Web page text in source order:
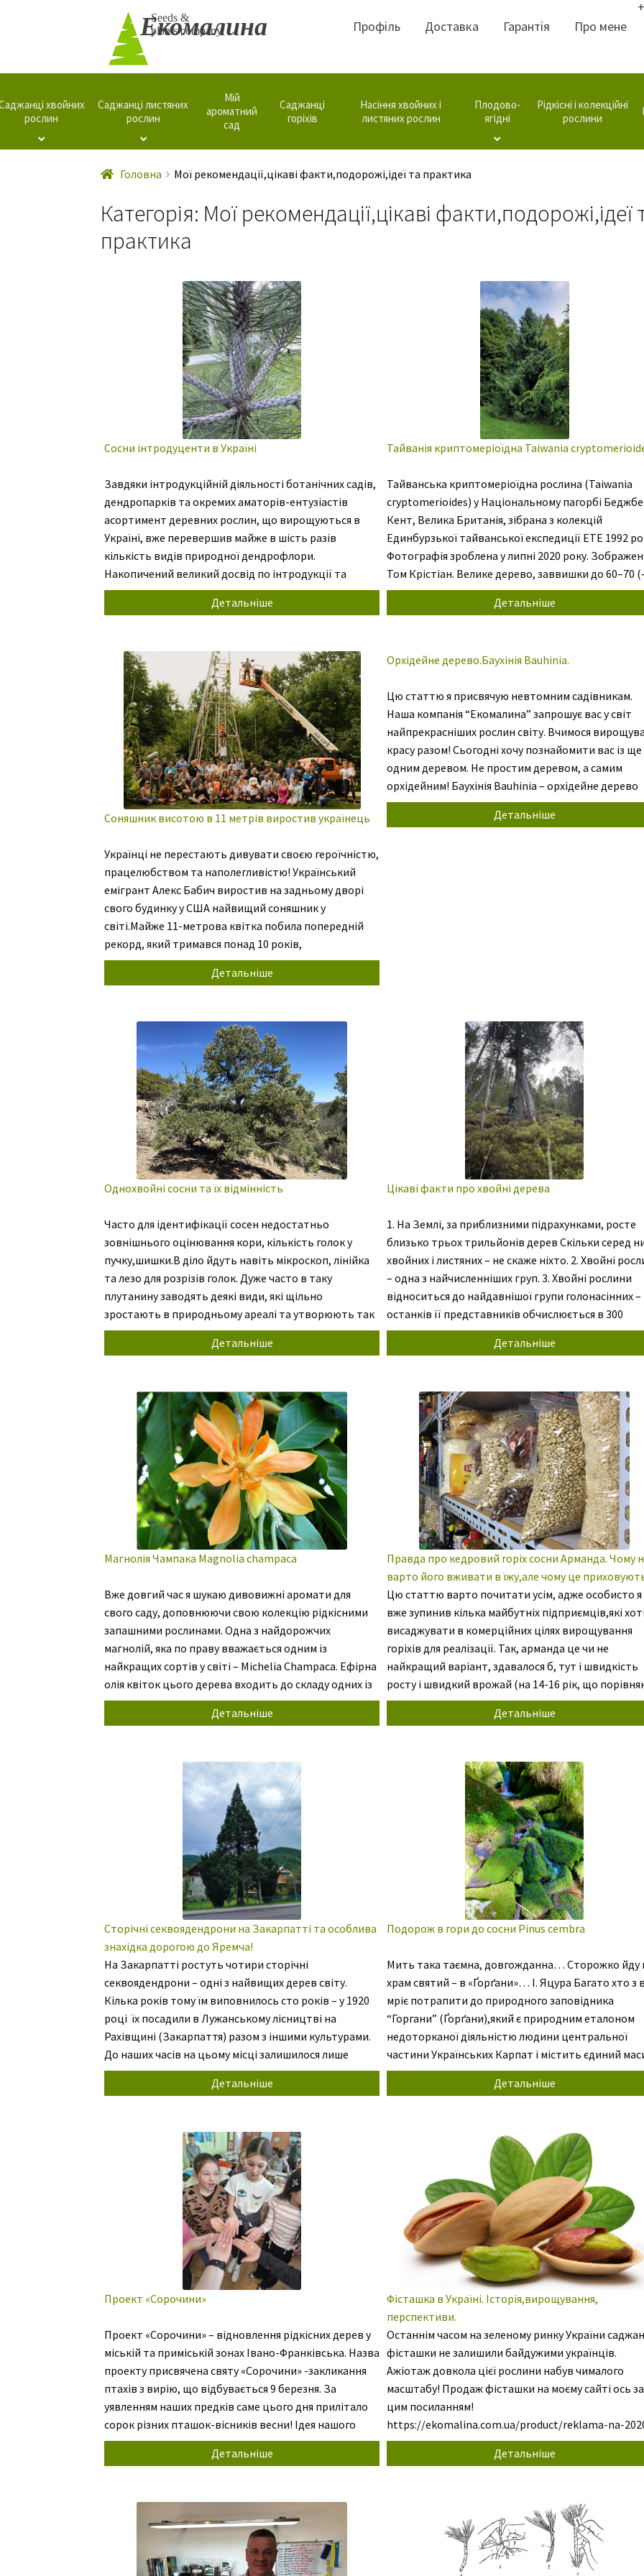
Перейти
навігації
Перейти
вмісту
Екомалина
Seeds &
plants company
Профіль Доставка Гарантія Про мене
хвойних
рослин
Саджанці листяних
рослин
Мій
ароматний
сад
Саджанці
горіхів
Насіння хвойних і
листяних рослин
Плодово-
ягідні
Рідкісні і колекційні
рослини
Головна Мої рекомендації,цікаві факти,подорожі,ідеї та практика
Категорія: Мої рекомендації,цікаві факти,подорожі,ідеї
практика
Сосни інтродуценти в Україні
Завдяки інтродукційній діяльності ботанічних садів,
дендропарків та окремих аматорів-ентузіастів
асортимент деревних рослин, що вирощуються в
Україні, вже перевершив майже в шість разів
кількість видів природної дендрофлори.
Накопичений великий досвід по інтродукції та
акліматизації деревних рослин. В супереч
противникам новим, і навіть перспективним видам,
видів […]
Детальніше
Тайванія криптомеріоїдна Taiwania
Тайванська криптомеріоїдна рослина (Taiwania
cryptomerioides) у Національному пагорбі
Кент, Велика Британія, зібрана з колекцій
Единбурзької тайванської експедиції ETE 1992
Фотографія зроблена у липні 2020 року.
Том Крістіан. Велике дерево, заввишки до 60–70
м у зрілому віці, з чітко вираженими диморфними
фазами росту. Ювенільна фаза триває, поки
Детальніше
Соняшник висотою в 11 метрів виростив українець
Українці не перестають дивувати своєю героїчністю,
працелюбством та наполегливістю! Український
емігрант Алекс Бабич виростив на задньому дворі
свого будинку у США найвищий соняшник у
світі.Майже 11-метрова квітка побила попередній
рекорд, який тримався понад 10 років,
повідомляють Книга рекордів Гіннеса та Associated
Press.47-річний чоловік народився та виріс в Україні.
Детальніше
Орхідейне дерево.Баухінія Bauhinia.
Цю статтю я присвячую невтомним садівникам.
Наша компанія “Екомалина” запрошує вас у світ
найпрекрасніших рослин світу. Вчимося
красу разом! Сьогодні хочу познайомити вас із ще
одним деревом. Не простим деревом, а самим
орхідейним! Баухінія Bauhinia – орхідейне дерево
сімейства цезальпінієві в природних умовах, що
швидко росте, а у нас – домашня рослина. Дуже
Детальніше
Однохвойні сосни та їх відмінність
Часто для ідентифікації сосен недостатньо
зовнішнього оцінювання кори, кількість голок у
пучку,шишки.В діло йдуть навіть мікроскоп, лінійка
та лезо для розрізів голок. Дуже часто в таку
плутанину заводять деякі види, які щільно
зростають в природньому ареалі та утворюють так
званих гібридів. Така плутанина є й між
однохвойними соснами. Особлива цінність цих сосен
Детальніше
Цікаві факти про хвойні дерева
1. На Землі, за приблизними підрахунками, росте
близько трьох трильйонів дерев Скільки серед
хвойних і листяних – не скаже ніхто. 2. Хвойні
– одна з найчисленніших груп. 3. Хвойні рослини
відноситься до найдавнішої групи голонасінних –
останків її представників обчислюється в 300
мільйонів років. 4. Рослинний світ кожного
континенту представлений величезною
Детальніше
Магнолія Чампака Magnоlia champaca
Вже довгий час я шукаю дивовижні аромати для
свого саду, доповнюючи свою колекцію рідкісними
запашними рослинами. Одна з найдорожчих
магнолій, яка по праву вважається одним із
найкращих сортів у світі – Michelia Champaca. Ефірна
олія квіток цього дерева входить до складу одних із
найдорожчих жіночих парфумів у світі. Під час
цвітіння аромат Чампаки доноситься на […]
Детальніше
Правда про кедровий горіх сосни Арманда. Чому
варто його вживати в їжу,але чому це приховують
інтернет-магазини?
Цю статтю варто почитати усім, адже особисто я
вже зупинив кілька майбутніх підприємців,які
висаджувати в комерційних цілях вирощування
горіхів для реалізації. Так, арманда це чи не
найкращий варіант, здавалося б, тут і швидкість
росту і швидкий врожай (на 14-16 рік, що
дуже швидко). Але все набагато складніше… Гірка
чорна кава – це одне, […]Детальніше
Сторічні секвоядендрони на Закарпатті та особлива
знахідка дорогою до Яремча!
На Закарпатті ростуть чотири сторічні
секвоядендрони – одні з найвищих дерев світу.
Кілька років тому їм виповнилось сто років – у 1920
році їх посадили в Лужанському лісництві на
Рахівщині (Закарпаття) разом з іншими культурами.
До наших часів на цьому місці залишилося лише
чотири дерева, вони зараз мають
природоохоронний статус і стають дедалі
Детальніше
Подорож в гори до сосни Pinus cembra
Мить така таємна, довгожданна… Сторожко йду
храм святий – в «Ґорґани»… І. Яцура Багато хто з
мріє потрапити до природного заповідника
“Горгани” (Ґорґани),який є природним еталоном
недоторканої діяльністю людини центральної
частини Українських Карпат і містить єдиний
пралісу релікту ранньоголоценового періоду –
кедрової європейської в Європі і світі. Це, мабуть,
Детальніше
Проект «Сорочини»
Проект «Сорочини» – відновлення рідкісних дерев у
міській та приміській зонах Івано-Франківська. Назва
проекту присвячена святу «Сорочини» -закликання
птахів з вирію, що відбувається 9 березня. За
уявленням наших предків саме цього дня прилітало
сорок різних пташок-вісників весни! Ідея нашого
проекту дуже схожа-повернути птахів,тварин,комах
до міста створивши гармонію між людиною та
Детальніше
Фісташка в Україні. Історія,вирощування,
перспективи.
Останнім часом на зеленому ринку України
фісташки не залишили байдужими українців.
Ажіотаж довкола цієї рослини набув чималого
масштабу! Продаж фісташки на моєму сайті ось за
цим посиланням!
https://ekomalina.com.ua/product/reklama-na-
fistashka-nastoyashhaya-morozostojkaya-
vera/ То що це-міф чи реальність? Я на правах
дерево таке,фісташка? Усім відомий цей
Детальніше